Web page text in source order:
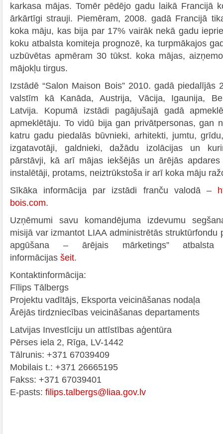
karkasa mājas. Tomēr pēdējo gadu laikā Francijā
ārkārtīgi strauji. Piemēram, 2008. gadā Francijā
koka māju, kas bija par 17% vairāk nekā gadu
koku atbalsta komiteja prognozē, ka turpmākajos
uzbūvētas apmēram 30 tūkst. koka mājas,
mājokļu tirgus.
Izstādē “Salon Maison Bois” 2010. gadā piedalījās
valstīm kā Kanāda, Austrija, Vācija, Igaunija,
Latvija. Kopumā izstādi pagājušajā gadā
apmeklētāju. To vidū bija gan privātpersonas, gan
katru gadu piedalās būvnieki, arhitekti, jumtu,
izgatavotāji, galdnieki, dažādu izolācijas un
pārstāvji, kā arī mājas iekšējās un ārējās
instalētāji, protams, neiztrūkstoša ir arī koka māju
Sīkāka informācija par izstādi franču valodā –
bois.com.
Uzņēmumi savu komandējuma izdevumu
misijā var izmantot LIAA administrētās struktūrfondu
apgūšana – ārējais mārketings” atbalsta
informācijas šeit.
Kontaktinformācija:
Fīlips Tālbergs
Projektu vadītājs, Eksporta veicināšanas nodaļa
Ārējās tirdzniecības veicināšanas departaments
Latvijas Investīciju un attīstības aģentūra
Pērses iela 2, Rīga, LV-1442
Tālrunis: +371 67039409
Mobilais t.: +371 26665195
Fakss: +371 67039401
E-pasts: filips.talbergs@liaa.gov.lv